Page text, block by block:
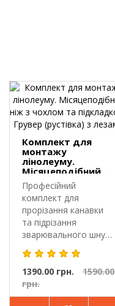
Комплект для
монтажу
лінолеуму.
Місяцеподібний
ніж з чохлом та
підкладкою.
Грувер (рустівка)
з лезами
Професійний
комплект для
прорізання канавки
та підрізання
зварювального шнура
комерційного
лінолеуму..
1390.00 грн.
1590.00
грн.